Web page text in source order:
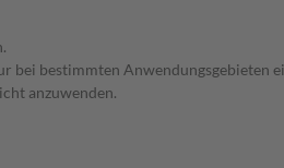
bestimmten Anwendungsgebieten
anzuwenden.